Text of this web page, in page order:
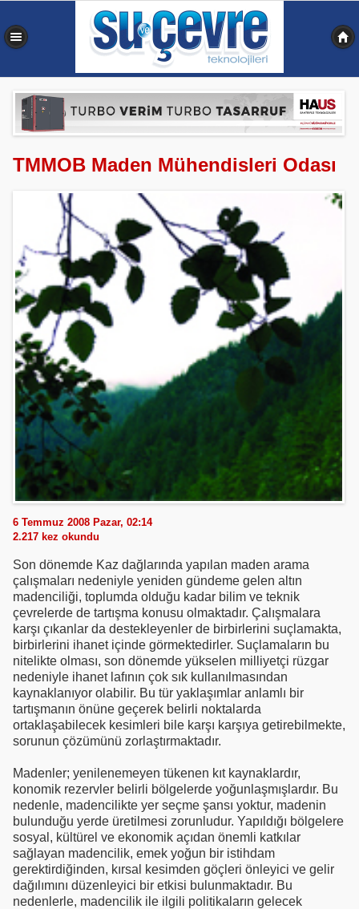
TMMOB Maden Mühendisleri Odası
6 Temmuz 2008 Pazar, 02:14
2.217 kez okundu
Son dönemde Kaz dağlarında yapılan maden arama
çalışmaları nedeniyle yeniden gündeme gelen altın
madenciliği, toplumda olduğu kadar bilim ve teknik
çevrelerde de tartışma konusu olmaktadır. Çalışmalara
karşı çıkanlar da destekleyenler de birbirlerini suçlamakta,
birbirlerini ihanet içinde görmektedirler. Suçlamaların bu
nitelikte olması, son dönemde yükselen milliyetçi rüzgar
nedeniyle ihanet lafının çok sık kullanılmasından
kaynaklanıyor olabilir. Bu tür yaklaşımlar anlamlı bir
tartışmanın önüne geçerek belirli noktalarda
ortaklaşabilecek kesimleri bile karşı karşıya getirebilmekte,
sorunun çözümünü zorlaştırmaktadır.
Madenler; yenilenemeyen tükenen kıt kaynaklardır,
konomik rezervler belirli bölgelerde yoğunlaşmışlardır. Bu
nedenle, madencilikte yer seçme şansı yoktur, madenin
bulunduğu yerde üretilmesi zorunludur. Yapıldığı bölgelere
sosyal, kültürel ve ekonomik açıdan önemli katkılar
sağlayan madencilik, emek yoğun bir istihdam
gerektirdiğinden, kırsal kesimden göçleri önleyici ve gelir
dağılımını düzenleyici bir etkisi bulunmaktadır. Bu
nedenlerle, madencilik ile ilgili politikaların gelecek
0,359 sn